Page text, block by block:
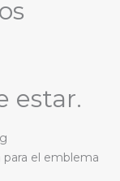
estar.
para el emblema